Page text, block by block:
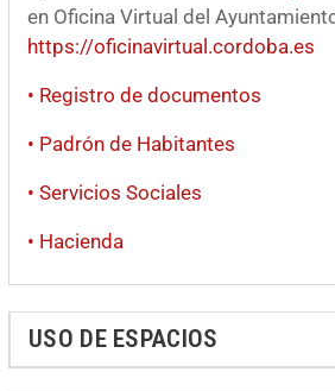
en Oficina Virtual del
https://oficinavirtual.cordoba.es
• Registro de documentos
• Padrón de Habitantes
• Servicios Sociales
• Hacienda
USO DE ESPACIOS